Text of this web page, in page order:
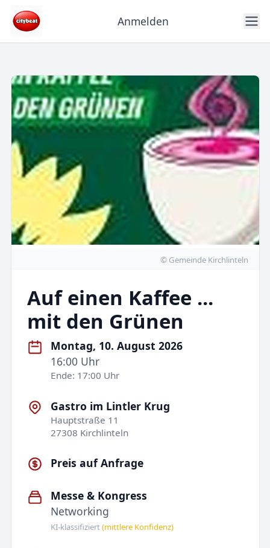
Anmelden
© Gemeinde Kirchlinteln
Auf einen Kaffee ...
mit den Grünen
Montag, 10. August 2026
16:00 Uhr
Ende: 17:00 Uhr
Gastro im Lintler Krug
Hauptstraße 11
27308 Kirchlinteln
Preis auf Anfrage
Messe & Kongress
Networking
KI-klassifiziert(mittlere Konfidenz)